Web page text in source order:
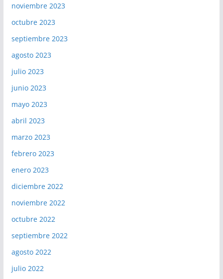
noviembre 2023
octubre 2023
septiembre 2023
agosto 2023
julio 2023
junio 2023
mayo 2023
abril 2023
marzo 2023
febrero 2023
enero 2023
diciembre 2022
noviembre 2022
octubre 2022
septiembre 2022
agosto 2022
julio 2022